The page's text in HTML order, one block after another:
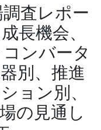
査レポー
長機会、
ンバータ
別、推進
ョン別、
の見通し